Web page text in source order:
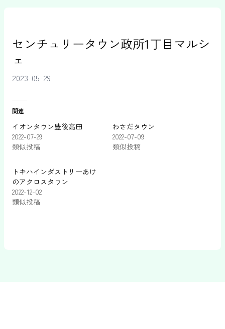
センチュリータウン政所1丁目マルシ
ェ
2023-05-29
関連
イオンタウン豊後高田
2022-07-29
類似投稿
わさだタウン
2022-07-09
類似投稿
トキハインダストリーあけ
のアクロスタウン
2022-12-02
類似投稿